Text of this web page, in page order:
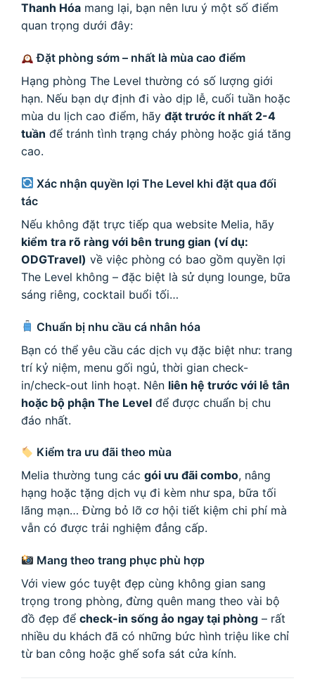
Thanh Hóa mang lại, bạn nên lưu ý một số điểm
quan trọng dưới đây:
Đặt phòng sớm – nhất là mùa cao điểm
Hạng phòng The Level thường có số lượng giới
hạn. Nếu bạn dự định đi vào dịp lễ, cuối tuần hoặc
mùa du lịch cao điểm, hãy đặt trước ít nhất 2-4
tuần để tránh tình trạng cháy phòng hoặc giá tăng
cao.
Xác nhận quyền lợi The Level khi đặt qua đối
tác
Nếu không đặt trực tiếp qua website Melia, hãy
kiểm tra rõ ràng với bên trung gian (ví dụ:
ODGTravel) về việc phòng có bao gồm quyền lợi
The Level không – đặc biệt là sử dụng lounge, bữa
sáng riêng, cocktail buổi tối…
Chuẩn bị nhu cầu cá nhân hóa
Bạn có thể yêu cầu các dịch vụ đặc biệt như: trang
trí kỷ niệm, menu gối ngủ, thời gian check-
in/check-out linh hoạt. Nên liên hệ trước với lễ tân
hoặc bộ phận The Level để được chuẩn bị chu
đáo nhất.
Kiểm tra ưu đãi theo mùa
Melia thường tung các gói ưu đãi combo, nâng
hạng hoặc tặng dịch vụ đi kèm như spa, bữa tối
lãng mạn… Đừng bỏ lỡ cơ hội tiết kiệm chi phí mà
vẫn có được trải nghiệm đẳng cấp.
Mang theo trang phục phù hợp
Với view góc tuyệt đẹp cùng không gian sang
trọng trong phòng, đừng quên mang theo vài bộ
đồ đẹp để check-in sống ảo ngay tại phòng – rất
nhiều du khách đã có những bức hình triệu like chỉ
từ ban công hoặc ghế sofa sát cửa kính.